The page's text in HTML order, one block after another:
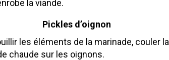
la viande.
Pickles d’oignon
les éléments de la marinade, couler la
chaude sur les oignons.